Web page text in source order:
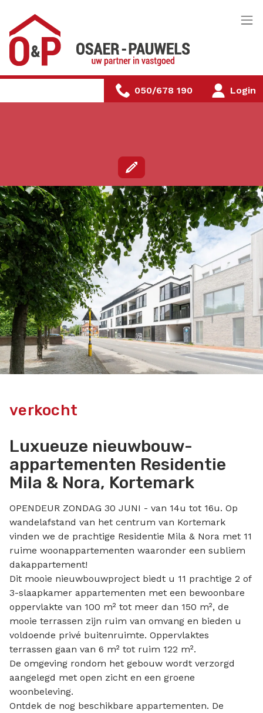
050/678 190 Login
Luxueuze nieuwbouw-
appartementen Residentie
Mila & Nora, Kortemark
verkocht
OPENDEUR ZONDAG 30 JUNI - van 14u tot 16u. Op
wandelafstand van het centrum van Kortemark
vinden we de prachtige Residentie Mila & Nora met 11
ruime woonappartementen waaronder een subliem
dakappartement!
Dit mooie nieuwbouwproject biedt u 11 prachtige 2 of
3-slaapkamer appartementen met een bewoonbare
oppervlakte van 100 m² tot meer dan 150 m², de
mooie terrassen zijn ruim van omvang en bieden u
voldoende privé buitenruimte. Oppervlaktes
terrassen gaan van 6 m² tot ruim 122 m².
De omgeving rondom het gebouw wordt verzorgd
aangelegd met open zicht en een groene
woonbeleving.
Ontdek de nog beschikbare appartementen. De